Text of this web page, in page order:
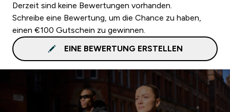
Derzeit sind keine Bewertungen vorhanden.
Schreibe eine Bewertung, um die Chance zu haben,
einen €100 Gutschein zu gewinnen.
EINE BEWERTUNG ERSTELLEN